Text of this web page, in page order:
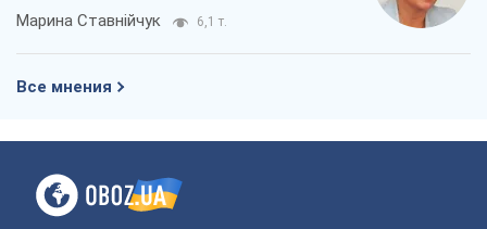
Марина Ставнійчук 6,1 т.
Все мнения